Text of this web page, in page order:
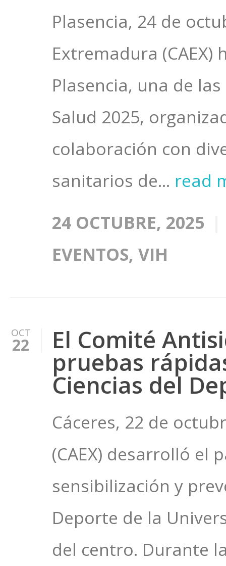
Plasencia, 24 de
Extremadura
Plasencia, una de
Salud 2025,
colaboración con
sanitarios de... read
24 OCTUBRE, 2025
EVENTOS, VIH
OCT
22 El Comité
pruebas
Ciencias del
Cáceres, 22 de
(CAEX) desarrolló el
sensibilización y
Deporte de la
del centro. Durante